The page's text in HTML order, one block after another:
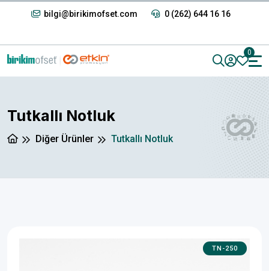
bilgi@birikimofset.com 0 (262) 644 16 16
0
Tutkallı Notluk
Diğer Ürünler Tutkallı Notluk
TN-250